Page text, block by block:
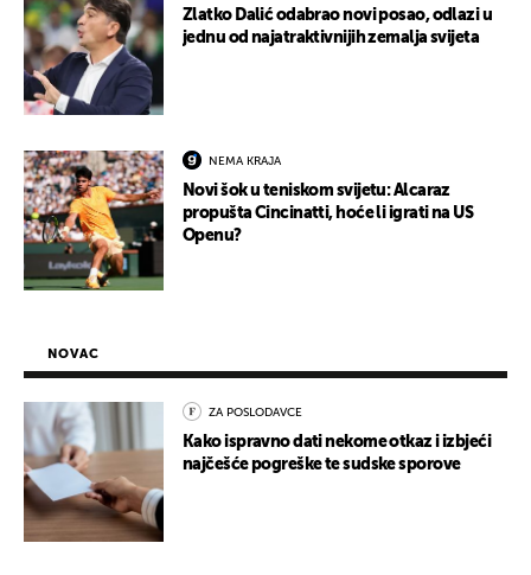
Zlatko Dalić odabrao novi posao, odlazi u
jednu od najatraktivnijih zemalja svijeta
NEMA KRAJA
Novi šok u teniskom svijetu: Alcaraz
propušta Cincinatti, hoće li igrati na US
Openu?
NOVAC
ZA POSLODAVCE
Kako ispravno dati nekome otkaz i izbjeći
najčešće pogreške te sudske sporove